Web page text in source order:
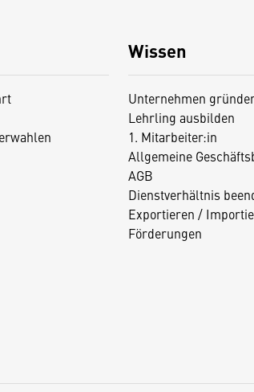
Wissen
Unternehmen
Lehrling ausbilden
1. Mitarbeiter:in
Allgemeine
AGB
Dienstverhältnis
Exportieren /
Förderungen